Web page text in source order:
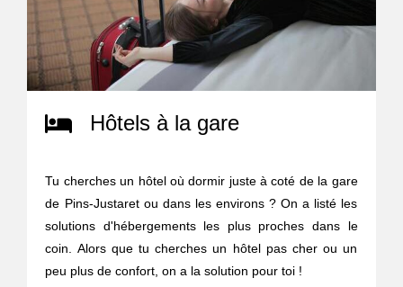
Hôtels à la gare
Tu cherches un hôtel où dormir juste à coté de la gare
de Pins-Justaret ou dans les environs ? On a listé les
solutions d'hébergements les plus proches dans le
coin. Alors que tu cherches un hôtel pas cher ou un
peu plus de confort, on a la solution pour toi !